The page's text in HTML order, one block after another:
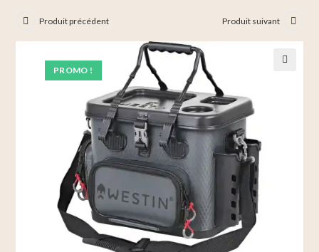
PROMO !
Produit précédent Produit suivant